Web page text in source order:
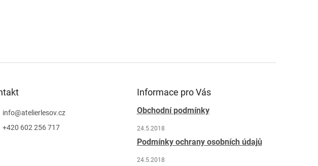
info@atelierlesov.cz
+420 602 256 717
Informace pro Vás
Obchodní podmínky
24.5.2018
Podmínky ochrany osobních údajů
24.5.2018